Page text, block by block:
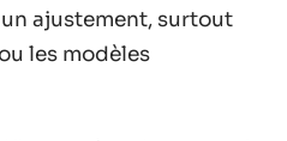
ajustement, surtout
les modèles